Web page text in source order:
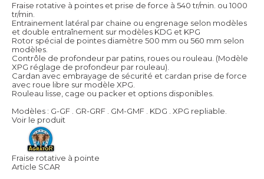
Fraise rotative à pointes et prise de force à 540 tr/min. ou 1000
tr/min.
Entrainement latéral par chaine ou engrenage selon modèles
et double entraînement sur modèles KDG et KPG
Rotor spécial de pointes diamètre 500 mm ou 560 mm selon
modèles.
Contrôle de profondeur par patins, roues ou rouleau. (Modèle
XPG réglage de profondeur par rouleau).
Cardan avec embrayage de sécurité et cardan prise de force
avec roue libre sur modèle XPG.
Rouleau lisse, cage ou packer et options disponibles.
Modèles : G-GF . GR-GRF . GM-GMF . KDG . XPG repliable.
Voir le produit
Fraise rotative à pointe
Article SCAR